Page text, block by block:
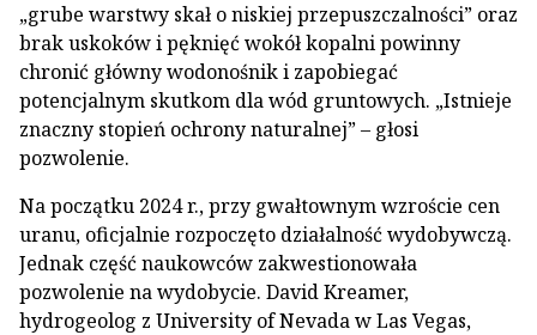
„grube warstwy skał o niskiej przepuszczalności” oraz
brak uskoków i pęknięć wokół kopalni powinny
chronić główny wodonośnik i zapobiegać
potencjalnym skutkom dla wód gruntowych. „Istnieje
znaczny stopień ochrony naturalnej” – głosi
pozwolenie.
Na początku 2024 r., przy gwałtownym wzroście cen
uranu, oficjalnie rozpoczęto działalność wydobywczą.
Jednak część naukowców zakwestionowała
pozwolenie na wydobycie. David Kreamer,
hydrogeolog z University of Nevada w Las Vegas,